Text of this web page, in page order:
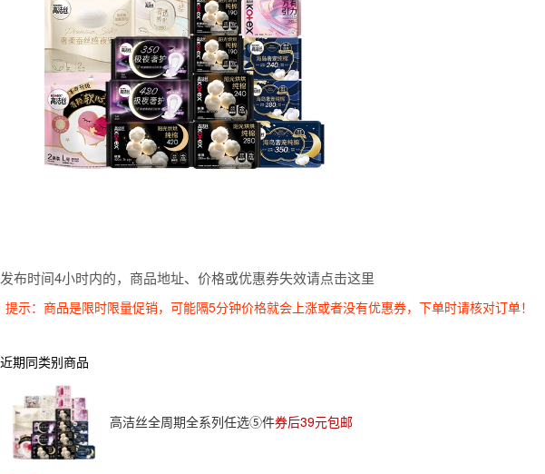
发布时间4小时内的，商品地址、价格或优惠券失效请点击这里
提示：商品是限时限量促销，可能隔5分钟价格就会上涨或者没有优惠券，下单时请核对订单！
近期同类别商品
高洁丝全周期全系列任选⑤件券后39元包邮